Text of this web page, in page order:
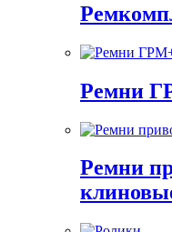
Ремни
Ремни